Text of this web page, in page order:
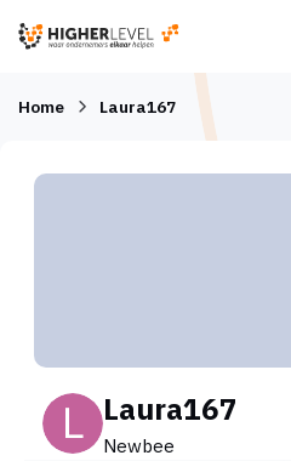
Home Laura167
Laura167
Newbee